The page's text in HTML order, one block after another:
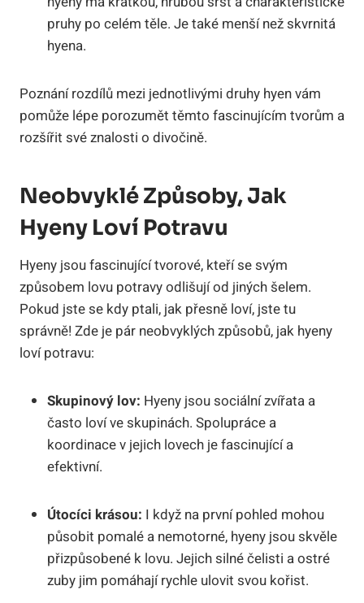
pruhy po celém těle. Je také menší než skvrnitá
hyena.
Poznání rozdílů mezi jednotlivými druhy hyen vám
pomůže lépe porozumět těmto fascinujícím tvorům a
rozšířit své znalosti o divočině.
Neobvyklé Způsoby, Jak
Hyeny Loví Potravu
Hyeny jsou fascinující tvorové, kteří se svým
způsobem lovu potravy odlišují od jiných šelem.
Pokud jste se kdy ptali, jak přesně loví, jste tu
správně! Zde je pár neobvyklých způsobů, jak hyeny
loví potravu:
Skupinový lov: Hyeny jsou sociální zvířata a
často loví ve skupinách. Spolupráce a
koordinace v jejich lovech je fascinující a
efektivní.
Útocíci krásou: I když na první pohled mohou
působit pomalé a nemotorné, hyeny jsou skvěle
přizpůsobené k lovu. Jejich silné čelisti a ostré
zuby jim pomáhají rychle ulovit svou kořist.